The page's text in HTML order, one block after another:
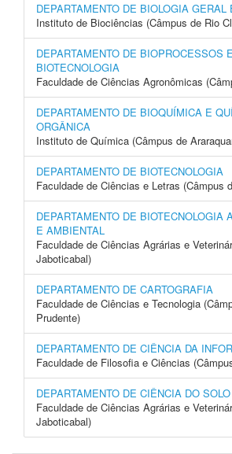
DEPARTAMENTO DE BIOLOGIA GERAL
Instituto de Biociências (Câmpus de Rio
DEPARTAMENTO DE BIOPROCESSOS E
BIOTECNOLOGIA
Faculdade de Ciências Agronômicas
DEPARTAMENTO DE BIOQUÍMICA E
ORGÂNICA
Instituto de Química (Câmpus de
DEPARTAMENTO DE BIOTECNOLOGIA
Faculdade de Ciências e Letras (Câmpus
DEPARTAMENTO DE BIOTECNOLOGIA
E AMBIENTAL
Faculdade de Ciências Agrárias e
Jaboticabal)
DEPARTAMENTO DE CARTOGRAFIA
Faculdade de Ciências e Tecnologia
Prudente)
DEPARTAMENTO DE CIÊNCIA DA
Faculdade de Filosofia e Ciências
DEPARTAMENTO DE CIÊNCIA DO SOLO
Faculdade de Ciências Agrárias e
Jaboticabal)